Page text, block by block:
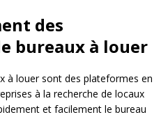
des
bureaux à louer
à louer sont des plateformes en
à la recherche de locaux
et facilement le bureau